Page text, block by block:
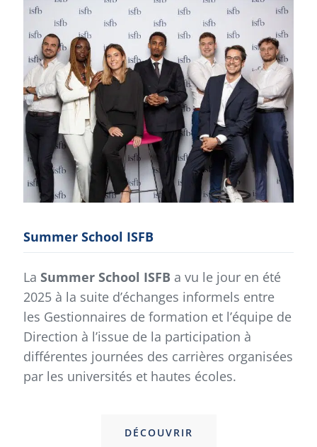
Summer School ISFB
La Summer School ISFB a vu le jour en été
2025 à la suite d’échanges informels entre
les Gestionnaires de formation et l’équipe de
Direction à l’issue de la participation à
différentes journées des carrières organisées
par les universités et hautes écoles.
DÉCOUVRIR